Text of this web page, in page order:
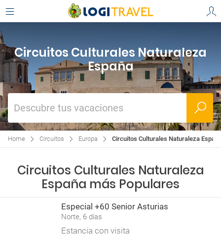
Circuitos Culturales Naturaleza
España
Descubre tus vacaciones
Home Circuitos Europa Circuitos Culturales Naturaleza
Circuitos Culturales Naturaleza
España más Populares
Especial +60 Senior Asturias
Norte, 6 días
Estancia con visita